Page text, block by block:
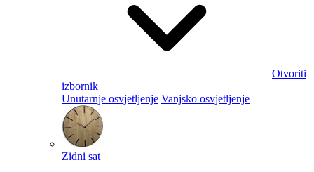
Otvoriti
izbornik
Unutarnje osvjetljenje Vanjsko osvjetljenje
Zidni sat